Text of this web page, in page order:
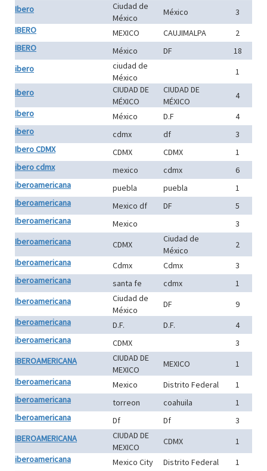
Ibero
Ciudad de
México
México
3
IBERO
MEXICO CAUJIMALPA
2
IBERO
México DF
18
ibero
ciudad de
México
1
Ibero
CIUDAD DE
MÉXICO
CIUDAD DE
MÉXICO
4
Ibero
México D.F
4
ibero
cdmx df
3
Ibero CDMX
CDMX CDMX
1
ibero cdmx
mexico cdmx
6
iberoamericana
puebla puebla
1
Iberoamericana
Mexico df DF
5
Iberoamericana
Mexico
3
Iberoamericana
CDMX
Ciudad de
México
2
Iberoamericana
Cdmx Cdmx
3
iberoamericana
santa fe cdmx
1
Iberoamericana
Ciudad de
México
DF
9
Iberoamericana
D.F. D.F.
4
iberoamericana
CDMX
3
IBEROAMERICANA
CIUDAD DE
MEXICO
MEXICO
1
Iberoamericana
Mexico Distrito Federal
1
Iberoamericana
torreon coahuila
1
Iberoamericana
Df Df
3
IBEROAMERICANA
CIUDAD DE
MEXICO
CDMX
1
iberoamericana
Mexico City Distrito Federal
1